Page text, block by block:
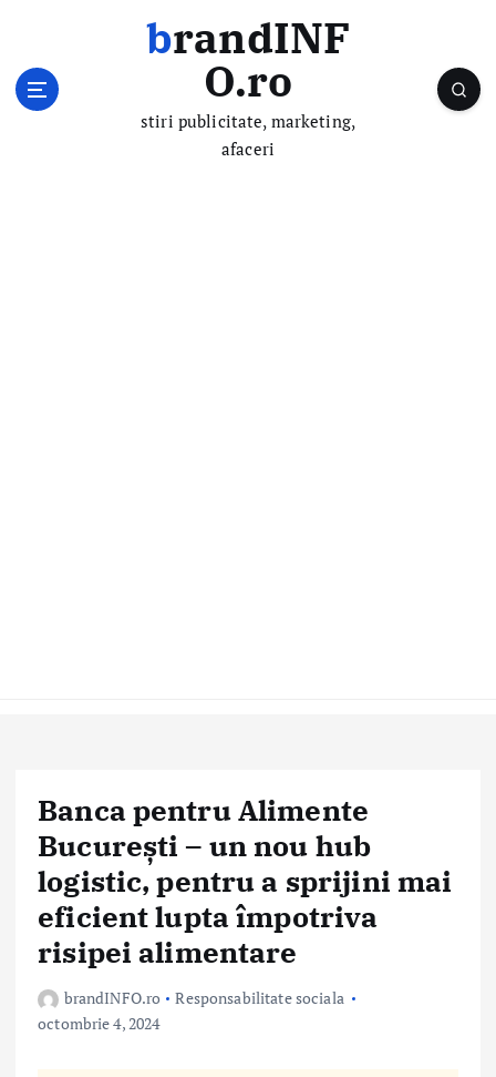
brandINF
O.ro
stiri publicitate, marketing,
afaceri
Banca pentru Alimente
București – un nou hub
logistic, pentru a sprijini mai
eficient lupta împotriva
risipei alimentare
brandINFO.ro
Responsabilitate sociala
octombrie 4, 2024